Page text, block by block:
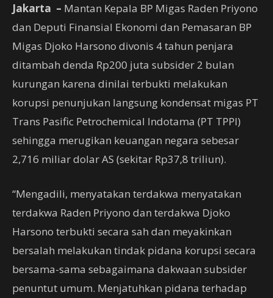
Jakarta – Mantan Kepala BP Migas Raden Priyono
dan Deputi Finansial Ekonomi dan Pemasaran BP
Migas Djoko Harsono divonis 4 tahun penjara
ditambah denda Rp200 juta subsider 2 bulan
kurungan karena dinilai terbukti melakukan
korupsi penunjukan langsung kondensat migas PT
Trans Pasific Petrochemical Indotama (PT TPPI)
sehingga merugikan keuangan negara sebesar
2,716 miliar dolar AS (sekitar Rp37,8 triliun).
“Mengadili, menyatakan terdakwa menyatakan
terdakwa Raden Priyono dan terdakwa Djoko
Harsono terbukti secara sah dan meyakinkan
bersalah melakukan tindak pidana korupsi secara
bersama-sama sebagaimana dakwaan subsider
penuntut umum. Menjatuhkan pidana terhadap